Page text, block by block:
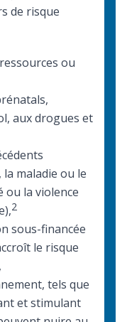
de risque
ou
aux drogues et
maladie ou le
ou la violence
2
sous-financée
le risque
tels que
et stimulant